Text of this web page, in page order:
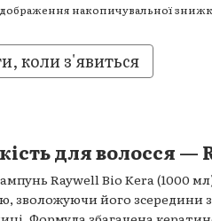
накопичувальної
коли з'явиться
для волосся
Raywell Bio Kera (1000
зволожуючи його зсередини